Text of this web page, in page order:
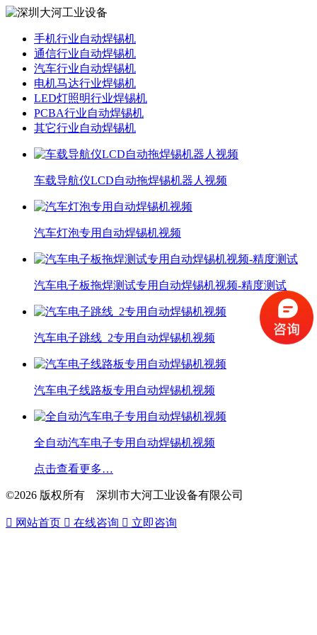
手机行业自动焊锡机
通信行业自动焊锡机
汽车行业自动焊锡机
电机马达行业焊锡机
LED灯照明行业焊锡机
PCBA行业自动焊锡机
其它行业自动焊锡机
车载导航仪LCD自动拖焊锡机器人视频
汽车灯泡专用自动焊锡机视频
汽车电子板拖焊测试专用自动焊锡机视频-精度测试
汽车电子跳线_2专用自动焊锡机视频
汽车电子线路板专用自动焊锡机视频
全自动汽车电子专用自动焊锡机视频
点击查看更多…
©2026 版权所有 深圳市大河工业设备有限公司
 网站首页  在线咨询  立即咨询